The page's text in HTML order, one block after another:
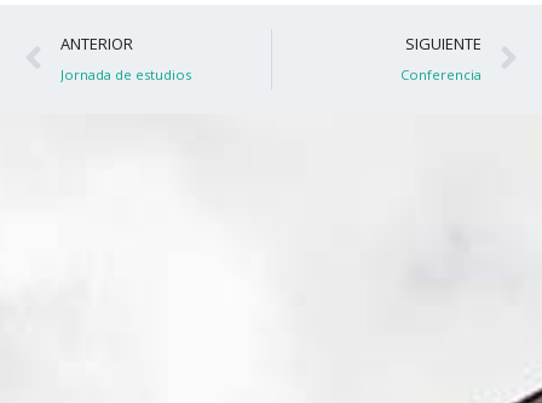
Ant
ANTERIOR
Jornada de estudios
SIGUIENTE
Conferencia